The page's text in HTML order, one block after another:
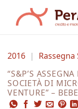
contenuti
2016 |
Rassegna
“S&P’S
SOCIETÀ DI
VENTURE” –